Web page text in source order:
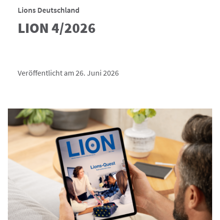
Lions Deutschland
LION 4/2026
Veröffentlicht am 26. Juni 2026